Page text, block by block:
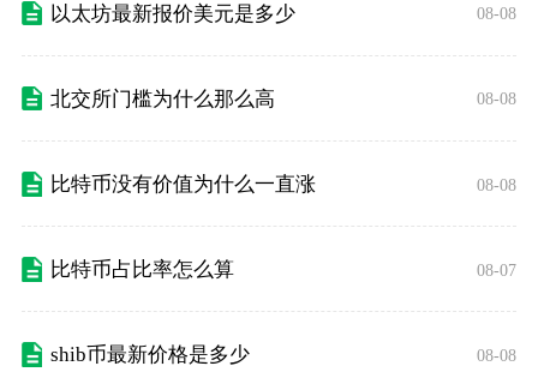
以太坊最新报价美元是多少 08-08
北交所门槛为什么那么高 08-08
比特币没有价值为什么一直涨 08-08
比特币占比率怎么算 08-07
shib币最新价格是多少 08-08